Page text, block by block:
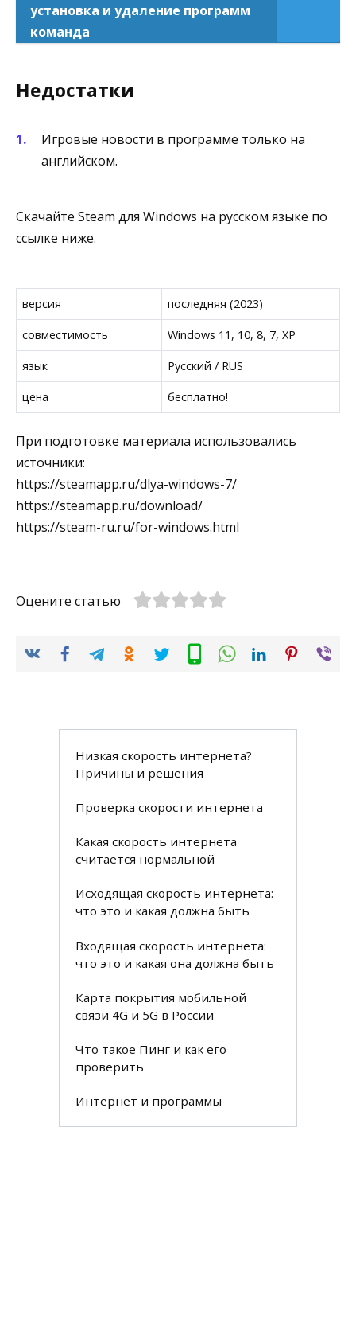
установка и удаление программ
команда
Недостатки
Игровые новости в программе только на
английском.
Скачайте Steam для Windows на русском языке по
ссылке ниже.
версия последняя (2023)
совместимость Windows 11, 10, 8, 7, XP
язык Русский / RUS
цена бесплатно!
При подготовке материала использовались
источники:
https://steamapp.ru/dlya-windows-7/
https://steamapp.ru/download/
https://steam-ru.ru/for-windows.html
Оцените статью
Низкая скорость интернета?
Причины и решения
Проверка скорости интернета
Какая скорость интернета
считается нормальной
Исходящая скорость интернета:
что это и какая должна быть
Входящая скорость интернета:
что это и какая она должна быть
Карта покрытия мобильной
связи 4G и 5G в России
Что такое Пинг и как его
проверить
Интернет и программы